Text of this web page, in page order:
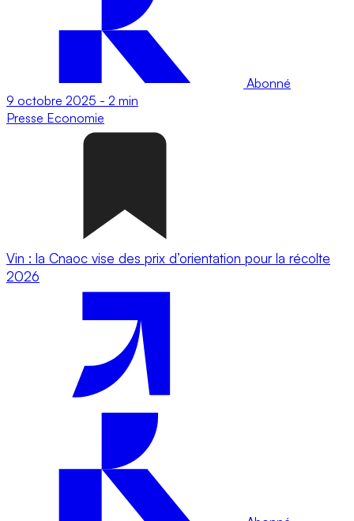
Abonné
9 octobre 2025 - 2 min
Presse Economie
Vin : la Cnaoc vise des prix d’orientation pour la récolte
2026